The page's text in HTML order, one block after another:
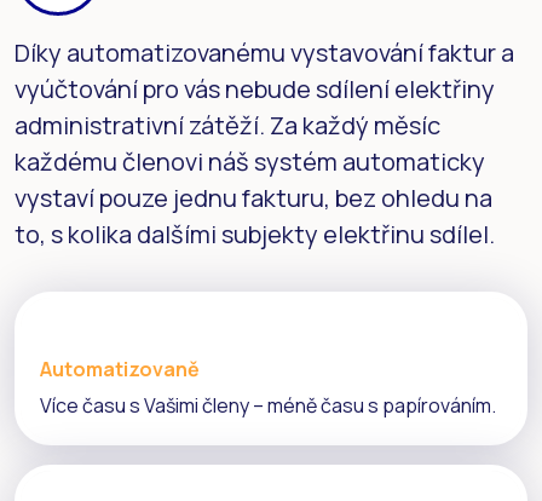
Díky automatizovanému vystavování faktur a
vyúčtování pro vás nebude sdílení elektřiny
administrativní zátěží. Za každý měsíc
každému členovi náš systém automaticky
vystaví pouze jednu fakturu, bez ohledu na
to, s kolika dalšími subjekty elektřinu sdílel.
Automatizovaně
Více času s Vašimi členy – méně času s papírováním.